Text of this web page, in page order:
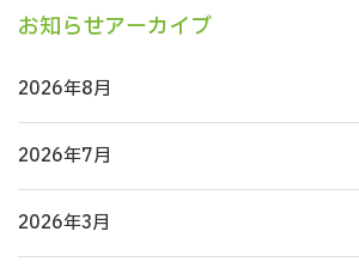
お知らせアーカイブ
2026年8月
2026年7月
2026年3月